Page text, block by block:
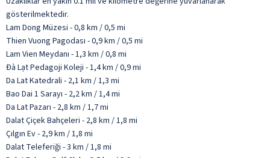
gösterilmektedir.
Lam Dong Müzesi - 0,8 km / 0,5 mi
Thien Vuong Pagodası - 0,9 km / 0,5 mi
Lam Vien Meydanı - 1,3 km / 0,8 mi
Đà Lạt Pedagoji Koleji - 1,4 km / 0,9 mi
Da Lat Katedrali - 2,1 km / 1,3 mi
Bao Dai 1 Sarayı - 2,2 km / 1,4 mi
Da Lat Pazarı - 2,8 km / 1,7 mi
Dalat Çiçek Bahçeleri - 2,8 km / 1,8 mi
Çılgın Ev - 2,9 km / 1,8 mi
Dalat Teleferiği - 3 km / 1,8 mi